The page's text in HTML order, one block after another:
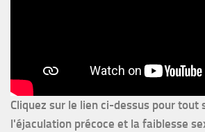
Cliquez sur le lien ci-dessus pour tout
l'éjaculation précoce et la faiblesse